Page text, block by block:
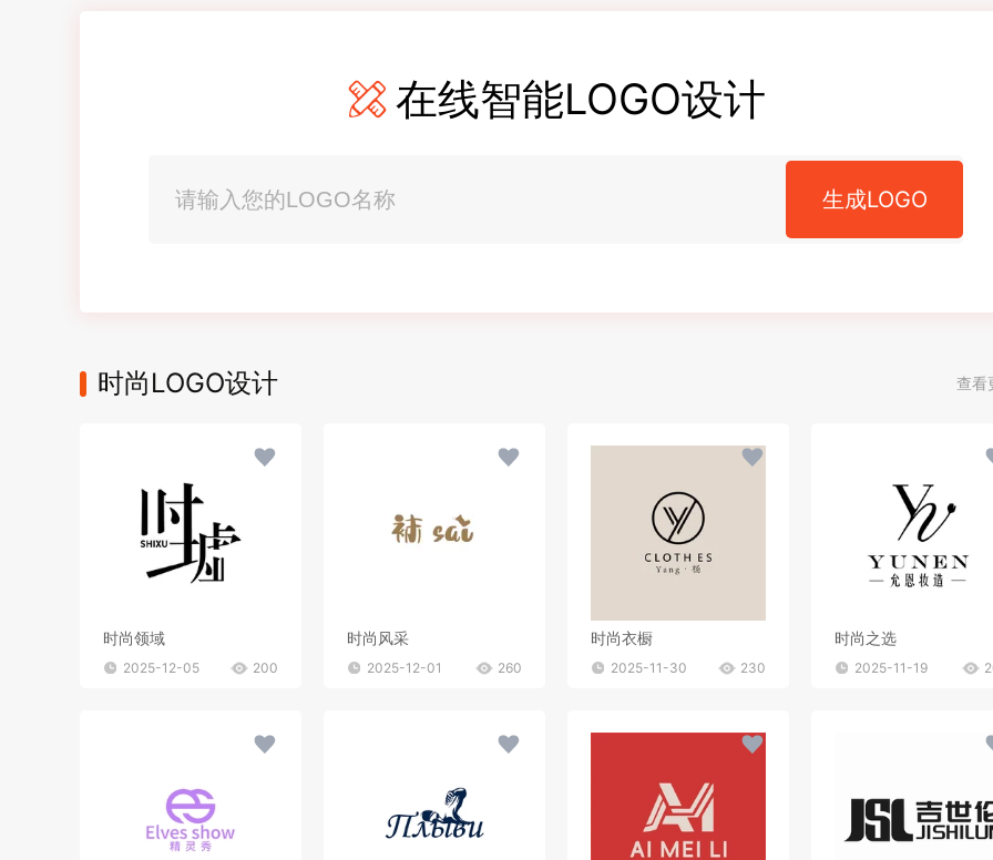
在线智能LOGO设计
生成LOGO
时尚LOGO设计 查看
时尚领域
2025-12-05 200
时尚风采
2025-12-01 260
时尚衣橱
2025-11-30 230
时尚之选
2025-11-19